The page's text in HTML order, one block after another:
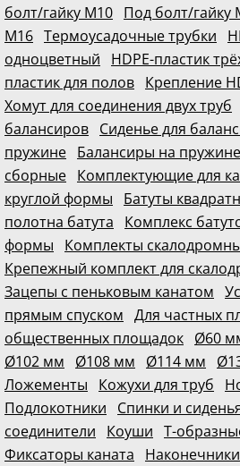
болт/гайку М10 Под болт/гайку
М16 Термоусадочные трубки
одноцветный
HDPE-пластик
пластик для полов Крепление
Хомут для соединения двух труб
балансиров Сиденье для
пружине Балансиры на пружине
сборные Комплектующие для
круглой формы
Батуты
полотна батута
Комплекс
формы
Комплекты
Крепежный комплект для
Зацепы с пеньковым канатом
прямым спуском Для частных
общественных площадок Ø60
Ø102 мм
Ø108 мм Ø114 мм
Ложементы
Кожухи для труб
Подлокотники
Спинки и
соединители
Коуши Т-
Фиксаторы каната
Наконечники